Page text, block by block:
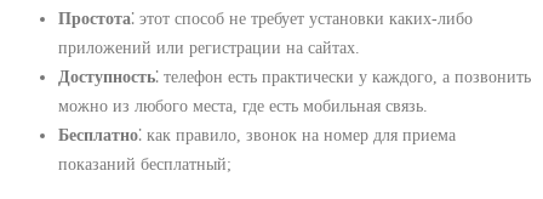
Простота⁚ этот способ не требует установки каких-либо
приложений или регистрации на сайтах.
Доступность⁚ телефон есть практически у каждого, а позвонить
можно из любого места, где есть мобильная связь.
Бесплатно⁚ как правило, звонок на номер для приема
показаний бесплатный;